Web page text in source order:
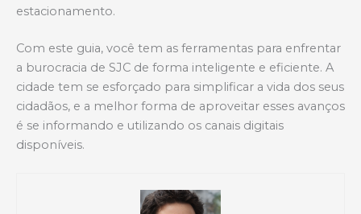
estacionamento.
Com este guia, você tem as ferramentas para enfrentar
a burocracia de SJC de forma inteligente e eficiente. A
cidade tem se esforçado para simplificar a vida dos seus
cidadãos, e a melhor forma de aproveitar esses avanços
é se informando e utilizando os canais digitais
disponíveis.